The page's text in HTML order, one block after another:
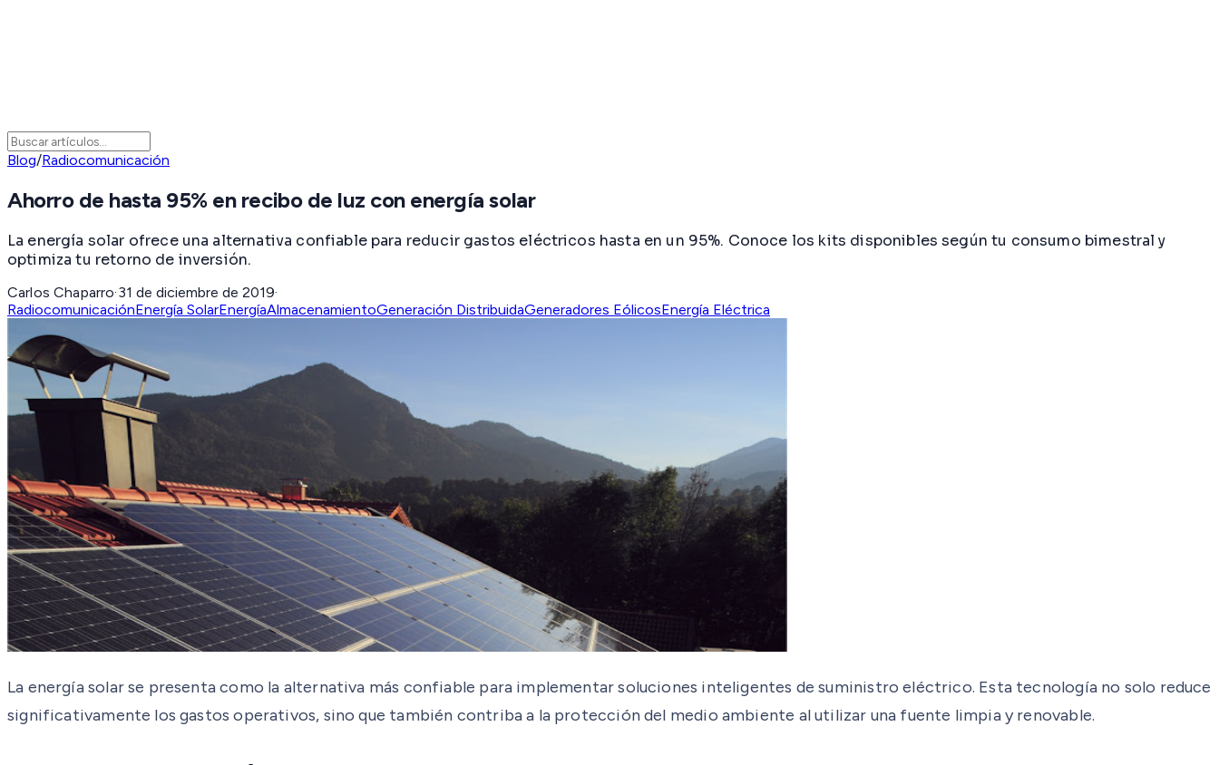
Blog/Radiocomunicación
Ahorro de hasta 95% en recibo de luz con energía solar
La energía solar ofrece una alternativa confiable para reducir gastos eléctricos hasta en un 95%. Conoce los kits disponibles según tu consumo bimestral y
optimiza tu retorno de inversión.
Carlos Chaparro·31 de diciembre de 2019·
RadiocomunicaciónEnergía SolarEnergíaAlmacenamientoGeneración DistribuidaGeneradores EólicosEnergía Eléctrica
La energía solar se presenta como la alternativa más confiable para implementar soluciones inteligentes de suministro eléctrico. Esta tecnología no solo reduce
significativamente los gastos operativos, sino que también contriba a la protección del medio ambiente al utilizar una fuente limpia y renovable.